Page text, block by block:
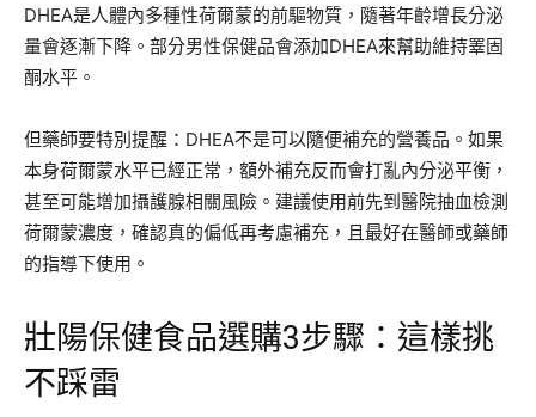
DHEA是人體內多種性荷爾蒙的前驅物質，隨著年齡增長分泌
量會逐漸下降。部分男性保健品會添加DHEA來幫助維持睪固
酮水平。
但藥師要特別提醒：DHEA不是可以隨便補充的營養品。如果
本身荷爾蒙水平已經正常，額外補充反而會打亂內分泌平衡，
甚至可能增加攝護腺相關風險。建議使用前先到醫院抽血檢測
荷爾蒙濃度，確認真的偏低再考慮補充，且最好在醫師或藥師
的指導下使用。
壯陽保健食品選購3步驟：這樣挑
不踩雷